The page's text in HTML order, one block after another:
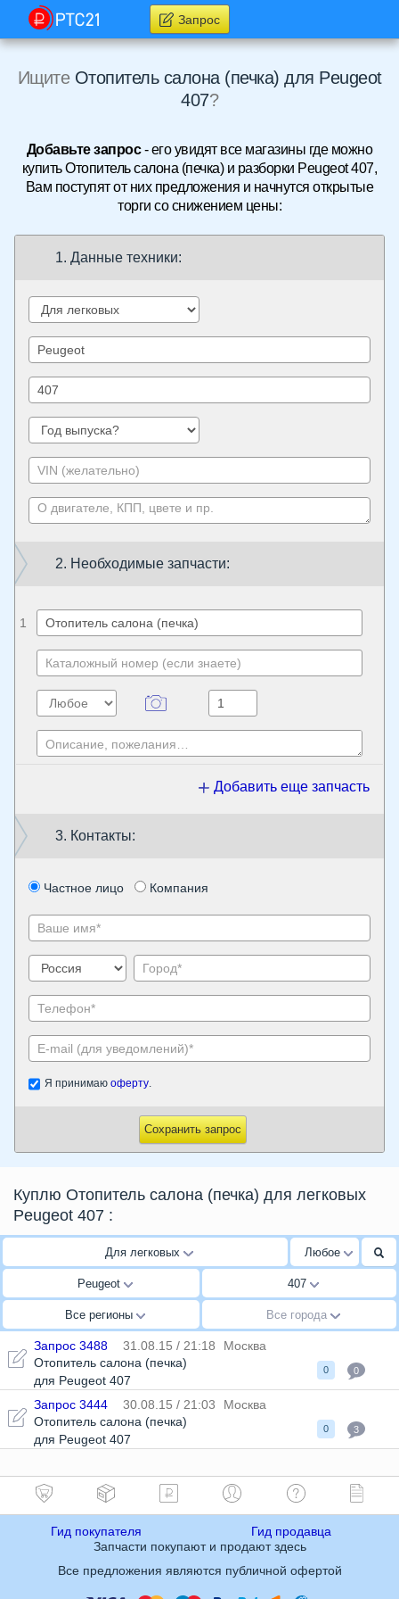
Запрос
Ищите Отопитель салона (печка) для Peugeot
407?
Добавьте запрос- его увидят все магазины где можно
купить Отопитель салона (печка) и разборки Peugeot 407,
Вам поступят от них предложения и начнутся открытые
торги со снижением цены:
1. Данные техники:
2. Необходимые запчасти:
1
Добавить еще запчасть
3. Контакты:
Частное лицо Компания
Я принимаю оферту.
Сохранить запрос
Куплю Отопитель салона (печка) для легковых
Peugeot 407 :
Для легковых Любое
Peugeot 407
Все регионы Все города
Запрос 3488 31.08.15 / 21:18
Москва
Отопитель салона (печка)
для Peugeot 407
0 0
Запрос 3444 30.08.15 / 21:03
Москва
Отопитель салона (печка)
для Peugeot 407
0 3
Гид покупателя
Гид продавца
Запчасти покупают и продают здесь
Все предложения являются публичной офертой